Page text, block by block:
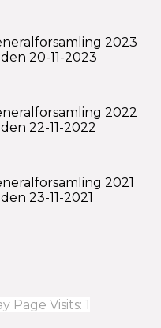
2023
20-11-2023
2022
22-11-2022
2021
23-11-2021
Page Visits: 1